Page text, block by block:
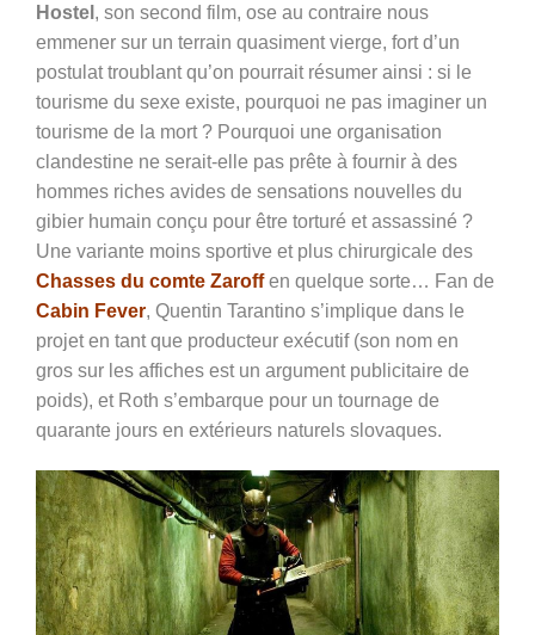
Hostel , son second film, ose au contraire nous
emmener sur un terrain quasiment vierge, fort d’un
postulat troublant qu’on pourrait résumer ainsi : si le
tourisme du sexe existe, pourquoi ne pas imaginer un
tourisme de la mort ? Pourquoi une organisation
clandestine ne serait-elle pas prête à fournir à des
hommes riches avides de sensations nouvelles du
gibier humain conçu pour être torturé et assassiné ?
Une variante moins sportive et plus chirurgicale des
Chasses du comte Zaroffen quelque sorte… Fan de
Cabin Fever, Quentin Tarantino s’implique dans le
projet en tant que producteur exécutif (son nom en
gros sur les affiches est un argument publicitaire de
poids), et Roth s’embarque pour un tournage de
quarante jours en extérieurs naturels slovaques.